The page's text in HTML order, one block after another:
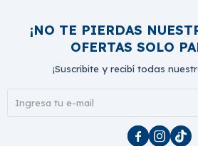
¡NO TE PIERDAS
OFERTAS SOLO
¡Suscribite y recibí todas
  